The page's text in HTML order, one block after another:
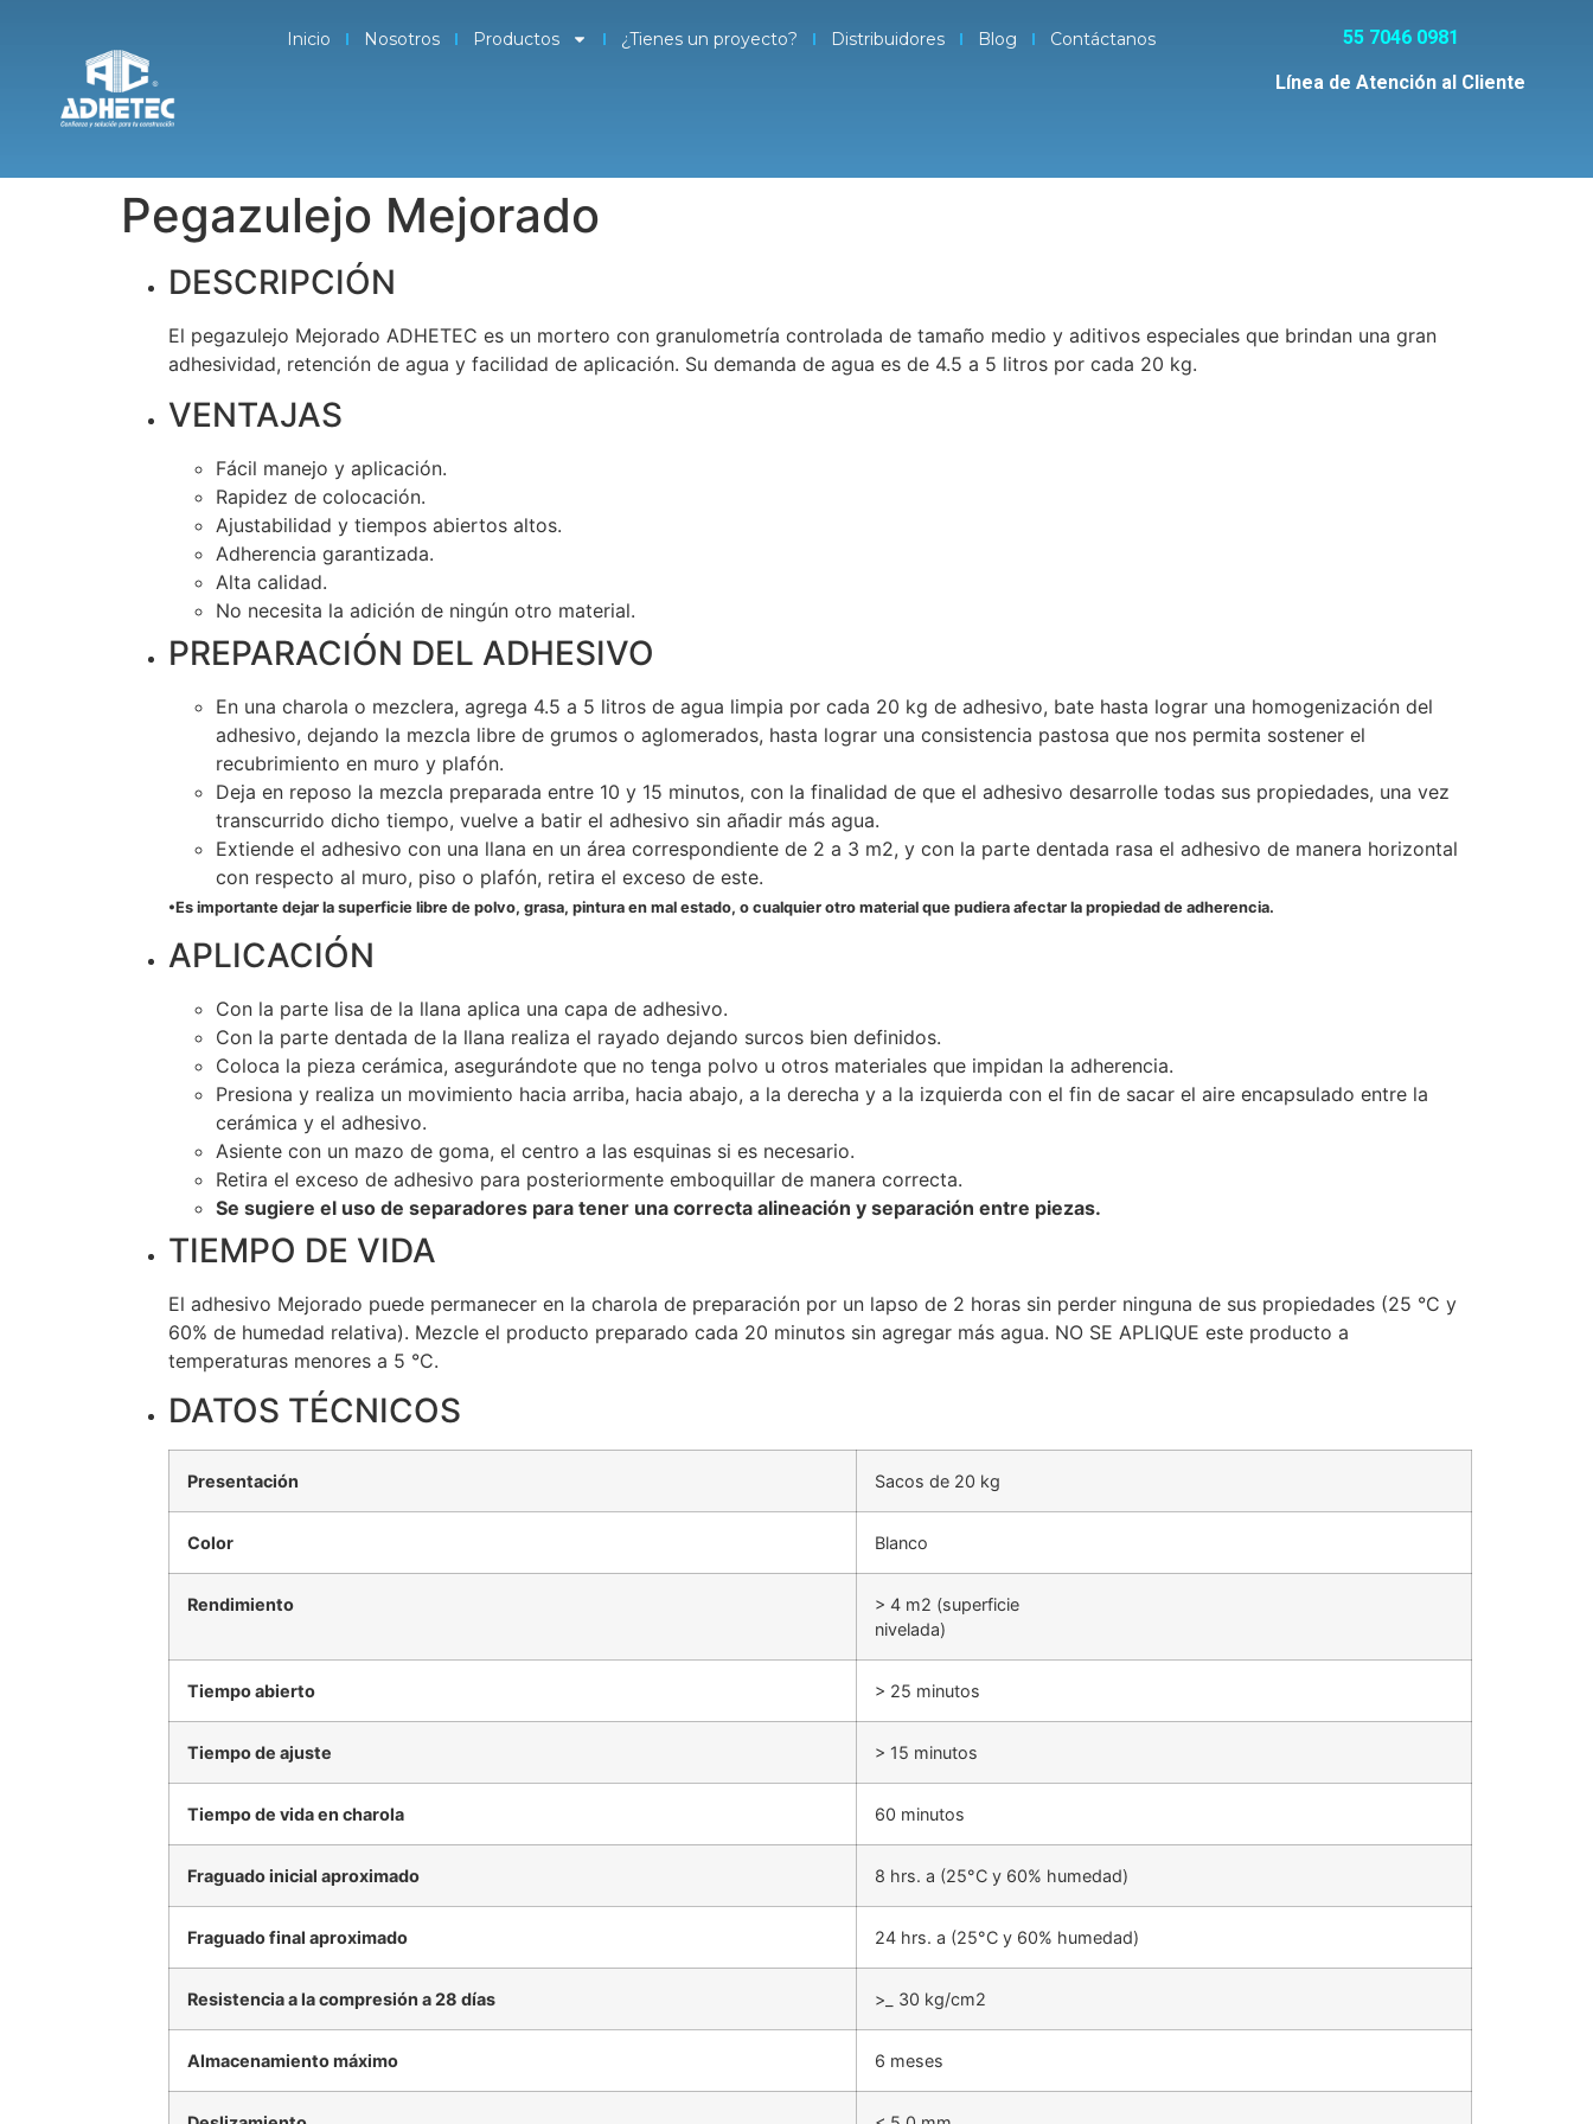
Inicio Nosotros Productos ¿Tienes un proyecto? Distribuidores Blog Contáctanos 55 7046 0981
Línea de Atención al Cliente
Pegazulejo Mejorado
DESCRIPCIÓN
El pegazulejo Mejorado ADHETEC es un mortero con granulometría controlada de tamaño medio y aditivos especiales que brindan una gran
adhesividad, retención de agua y facilidad de aplicación. Su demanda de agua es de 4.5 a 5 litros por cada 20 kg.
VENTAJAS
Fácil manejo y aplicación.
Rapidez de colocación.
Ajustabilidad y tiempos abiertos altos.
Adherencia garantizada.
Alta calidad.
No necesita la adición de ningún otro material.
PREPARACIÓN DEL ADHESIVO
En una charola o mezclera, agrega 4.5 a 5 litros de agua limpia por cada 20 kg de adhesivo, bate hasta lograr una homogenización del
adhesivo, dejando la mezcla libre de grumos o aglomerados, hasta lograr una consistencia pastosa que nos permita sostener el
recubrimiento en muro y plafón.
Deja en reposo la mezcla preparada entre 10 y 15 minutos, con la finalidad de que el adhesivo desarrolle todas sus propiedades, una vez
transcurrido dicho tiempo, vuelve a batir el adhesivo sin añadir más agua.
Extiende el adhesivo con una llana en un área correspondiente de 2 a 3 m2, y con la parte dentada rasa el adhesivo de manera horizontal
con respecto al muro, piso o plafón, retira el exceso de este.
•Es importante dejar la superficie libre de polvo, grasa, pintura en mal estado, o cualquier otro material que pudiera afectar la propiedad de adherencia.
APLICACIÓN
Con la parte lisa de la llana aplica una capa de adhesivo.
Con la parte dentada de la llana realiza el rayado dejando surcos bien definidos.
Coloca la pieza cerámica, asegurándote que no tenga polvo u otros materiales que impidan la adherencia.
Presiona y realiza un movimiento hacia arriba, hacia abajo, a la derecha y a la izquierda con el fin de sacar el aire encapsulado entre la
cerámica y el adhesivo.
Asiente con un mazo de goma, el centro a las esquinas si es necesario.
Retira el exceso de adhesivo para posteriormente emboquillar de manera correcta.
Se sugiere el uso de separadores para tener una correcta alineación y separación entre piezas.
TIEMPO DE VIDA
El adhesivo Mejorado puede permanecer en la charola de preparación por un lapso de 2 horas sin perder ninguna de sus propiedades (25 °C y
60% de humedad relativa). Mezcle el producto preparado cada 20 minutos sin agregar más agua. NO SE APLIQUE este producto a
temperaturas menores a 5 °C.
DATOS TÉCNICOS
Presentación Sacos de 20 kg
Color Blanco
Rendimiento
> 4 m2 (superficie
nivelada)
Tiempo abierto > 25 minutos
Tiempo de ajuste > 15 minutos
Tiempo de vida en charola 60 minutos
Fraguado inicial aproximado 8 hrs. a (25°C y 60% humedad)
Fraguado final aproximado 24 hrs. a (25°C y 60% humedad)
Resistencia a la compresión a 28 días >_ 30 kg/cm2
Almacenamiento máximo 6 meses